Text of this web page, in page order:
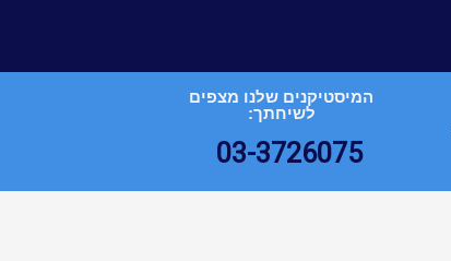
המיסטיקנים שלנו מצפים
לשיחתך:
03-3726075